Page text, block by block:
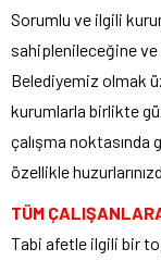
Sorumlu ve ilgili
sahiplenileceğine
Belediyemiz olmak
kurumlarla birlikte
çalışma noktasında
özellikle
TÜM
Tabi afetle ilgili bir